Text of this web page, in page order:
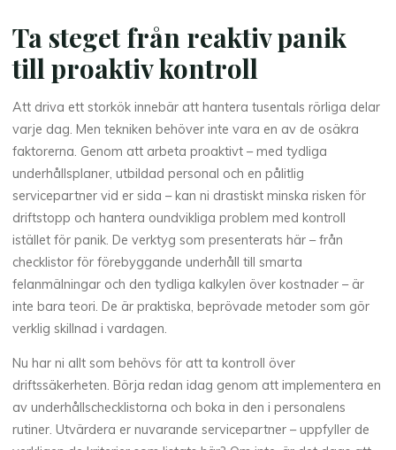
Ta steget från reaktiv panik
till proaktiv kontroll
Att driva ett storkök innebär att hantera tusentals rörliga delar
varje dag. Men tekniken behöver inte vara en av de osäkra
faktorerna. Genom att arbeta proaktivt – med tydliga
underhållsplaner, utbildad personal och en pålitlig
servicepartner vid er sida – kan ni drastiskt minska risken för
driftstopp och hantera oundvikliga problem med kontroll
istället för panik. De verktyg som presenterats här – från
checklistor för förebyggande underhåll till smarta
felanmälningar och den tydliga kalkylen över kostnader – är
inte bara teori. De är praktiska, beprövade metoder som gör
verklig skillnad i vardagen.
Nu har ni allt som behövs för att ta kontroll över
driftssäkerheten. Börja redan idag genom att implementera en
av underhållschecklistorna och boka in den i personalens
rutiner. Utvärdera er nuvarande servicepartner – uppfyller de